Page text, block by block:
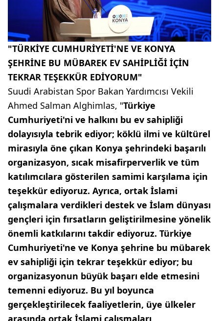
"TÜRKİYE CUMHURİYETİ'NE VE KONYA
ŞEHRİNE BU MÜBAREK EV SAHİPLİĞİ İÇİN
TEKRAR TEŞEKKÜR EDİYORUM"
Suudi Arabistan Spor Bakan Yardımcısı Vekili
Ahmed Salman Alghimlas, "Türkiye
Cumhuriyeti'ni ve halkını bu ev sahipliği
dolayısıyla tebrik ediyor; köklü ilmi ve kültürel
mirasıyla öne çıkan Konya şehrindeki başarılı
organizasyon, sıcak misafirperverlik ve tüm
katılımcılara gösterilen samimi karşılama için
teşekkür ediyoruz. Ayrıca, ortak İslami
çalışmalara verdikleri destek ve İslam dünyası
gençleri için fırsatların geliştirilmesine yönelik
önemli katkılarını takdir ediyoruz. Türkiye
Cumhuriyeti'ne ve Konya şehrine bu mübarek
ev sahipliği için tekrar teşekkür ediyor; bu
organizasyonun büyük başarı elde etmesini
temenni ediyoruz. Bu yıl boyunca
gerçekleştirilecek faaliyetlerin, üye ülkeler